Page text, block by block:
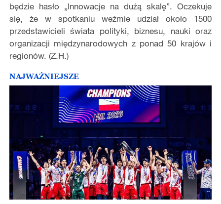
będzie hasło „Innowacje na dużą skalę”. Oczekuje
się, że w spotkaniu weźmie udział około 1500
przedstawicieli świata polityki, biznesu, nauki oraz
organizacji międzynarodowych z ponad 50 krajów i
regionów. (Z.H.)
NAJWAŻNIEJSZE